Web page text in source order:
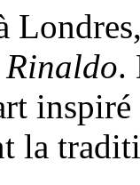
Rinaldo.
la